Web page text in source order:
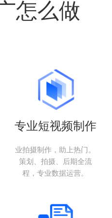
怎么做
专业短视频制作
业拍摄制作，助上热门。
策划、拍摄、后期全流
程，专业数据运营。